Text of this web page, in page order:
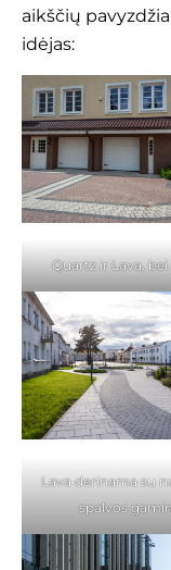
aikščių
idėjas:
Quartz ir Lava,
Lava derinama su
spalvos